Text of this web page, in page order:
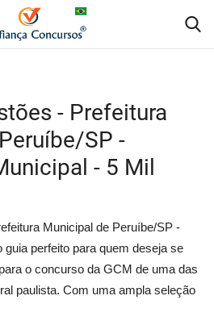
- Prefeitura
SP -
- 5 Mil
Municipal de Peruíbe/SP -
perfeito para quem deseja se
o concurso da GCM de uma das
paulista. Com uma ampla seleção